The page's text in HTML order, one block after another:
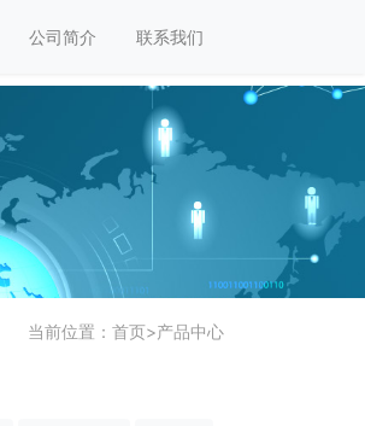
公司简介 联系我们
当前位置： 首页>产品中心